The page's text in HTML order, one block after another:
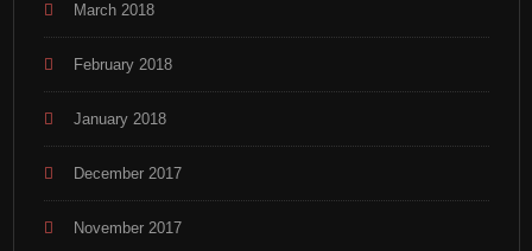
March 2018
February 2018
January 2018
December 2017
November 2017